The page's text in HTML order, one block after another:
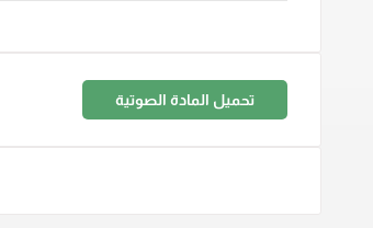
تحميل المادة الصوتية